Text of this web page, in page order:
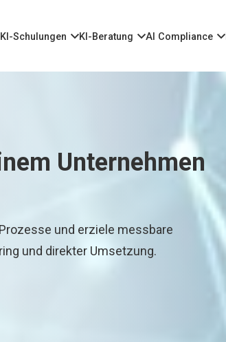
KI-Schulungen KI-Beratung AI Compliance
Unternehmen
und erziele messbare
und direkter Umsetzung.